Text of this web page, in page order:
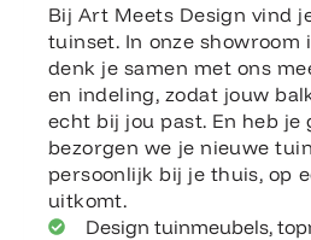
Bij Art Meets Design vind
tuinset. In onze showroom
denk je samen met ons
en indeling, zodat jouw
echt bij jou past. En heb je
bezorgen we je nieuwe
persoonlijk bij je thuis, op
uitkomt.
Design tuinmeubels,